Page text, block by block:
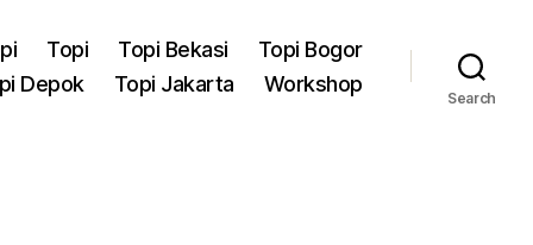
Topi Topi Bekasi
Topi Bogor
Depok
Topi Jakarta Workshop
Search